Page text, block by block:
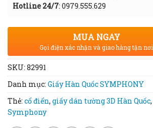
Hotline 24/7: 0979.555.629
MUA NGAY
Gọi điện xác nhận và giao hàng tận nơi
SKU: 82991
Danh mục: Giấy Hàn Quốc SYMPHONY
Thẻ: cổ điển, giấy dán tường 3D Hàn Quốc,
Symphony